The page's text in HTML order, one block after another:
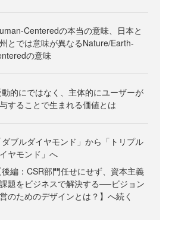
Centeredの本当の意味、日本と
とでは意味が異なるNature/Earth-
の意味
的にではなく、主体的にユーザーが
することで生まれる価値とは
ダブルダイヤモンド」から「トリプル
ヤモンド」へ
後編：CSR部門任せにせず、資本主義
題をビジネスで解決する──ビジョン
のためのデザインとは？】へ続く